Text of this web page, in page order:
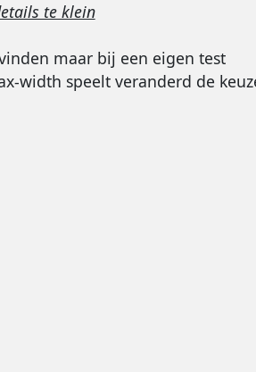
te klein
maar bij een eigen test
width speelt veranderd de